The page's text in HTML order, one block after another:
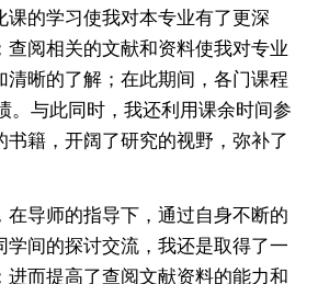
的学习使我对本专业有了更深
查阅相关的文献和资料使我对专业
清晰的了解；在此期间，各门课程
。与此同时，我还利用课余时间参
书籍，开阔了研究的视野，弥补了
导师的指导下，通过自身不断的
学间的探讨交流，我还是取得了一
进而提高了查阅文献资料的能力和